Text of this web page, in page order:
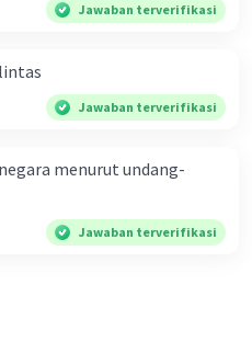
rasa bangga dan cinta
sejarah: Memahami sejarah
para pahlawan
penting dalam membangun
dan memahami nilai-
bangsa.
kekerasan: Menghindari
sikap yang penting dalam
Jawaban terverifikasi
Jawaban terverifikasi
menurut undang-
Jawaban terverifikasi